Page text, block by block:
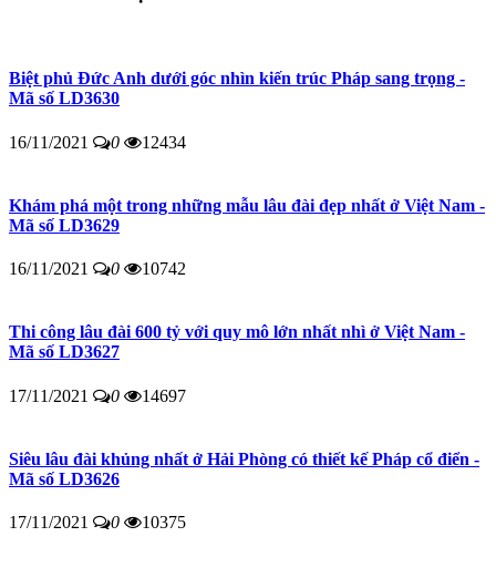
Biệt phủ Đức Anh dưới góc nhìn kiến trúc Pháp sang trọng -
Mã số LD3630
16/11/2021 0 12434
Khám phá một trong những mẫu lâu đài đẹp nhất ở Việt Nam -
Mã số LD3629
16/11/2021 0 10742
Thi công lâu đài 600 tỷ với quy mô lớn nhất nhì ở Việt Nam -
Mã số LD3627
17/11/2021 0 14697
Siêu lâu đài khủng nhất ở Hải Phòng có thiết kế Pháp cổ điển -
Mã số LD3626
17/11/2021 0 10375